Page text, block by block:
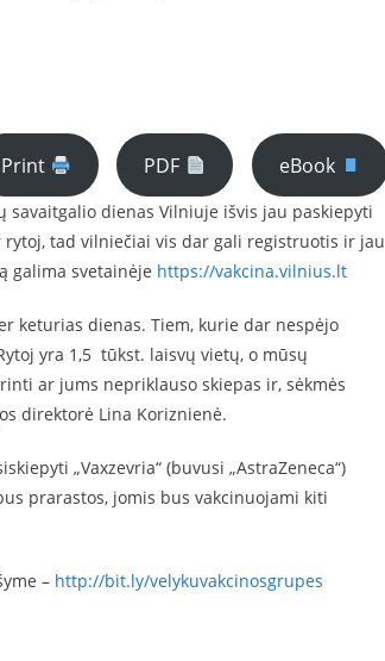
Print PDF eBook
savaitgalio dienas Vilniuje išvis jau paskiepyti
rytoj, tad vilniečiai vis dar gali registruotis ir jau
galima svetainėje https://vakcina.vilnius.lt
keturias dienas. Tiem, kurie dar nespėjo
yra 1,5 tūkst. laisvų vietų, o mūsų
ar jums nepriklauso skiepas ir, sėkmės
direktorė Lina Koriznienė.
„Vaxzevria“ (buvusi „AstraZeneca“)
prarastos, jomis bus vakcinuojami kiti
– http://bit.ly/velykuvakcinosgrupes